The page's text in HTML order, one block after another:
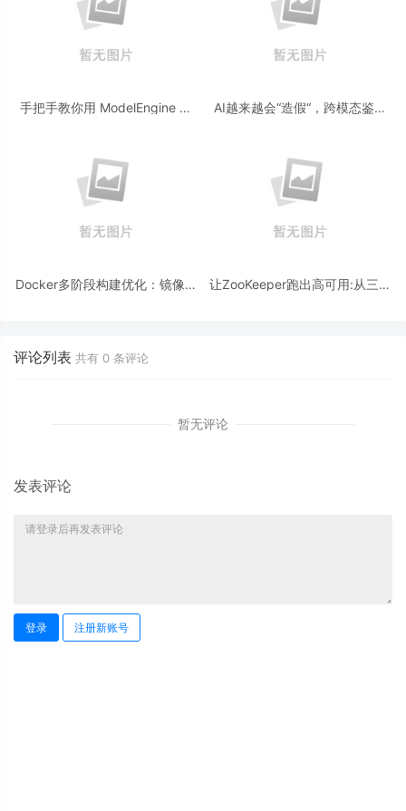
手把手教你用 ModelEngine 打
AI越来越会“造假“，跨模态鉴伪
Docker多阶段构建优化：镜像体
让ZooKeeper跑出高可用:从三节
评论列表 共有 0 条评论
暂无评论
发表评论
登录 注册新账号